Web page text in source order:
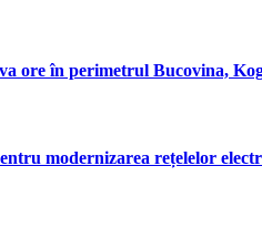
ore în perimetrul Bucovina,
modernizarea rețelelor